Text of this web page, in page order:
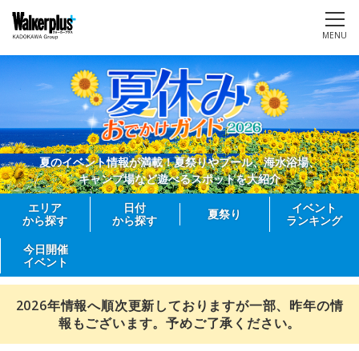
MENU
夏のイベント情報が満載！夏祭りやプール、海水浴場、
キャンプ場など遊べるスポットを大紹介
エリア
から探す
日付
から探す
夏祭り
イベント
ランキング
今日開催
イベント
2026年情報へ順次更新しておりますが一部、昨年の情
報もございます。予めご了承ください。